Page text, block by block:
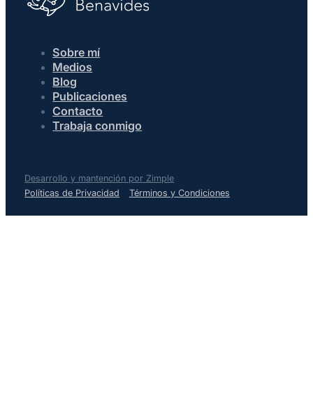
Sobre mí
Medios
Blog
Publicaciones
Contacto
Trabaja conmigo
Desarrollo y mantención por Zimple
Políticas de Privacidad
Términos y Condiciones